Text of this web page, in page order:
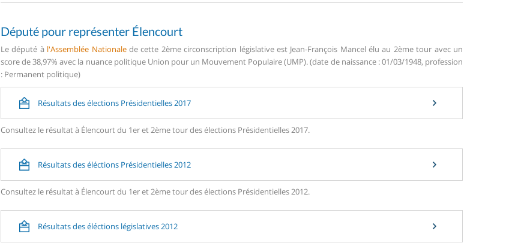
Député pour représenter Élencourt
Le député à l'Assemblée Nationalede cette 2ème circonscription législative est Jean-François Mancel élu au 2ème tour avec un
score de 38,97% avec la nuance politique Union pour un Mouvement Populaire (UMP). (date de naissance : 01/03/1948, profession
: Permanent politique)
Résultats des élections Présidentielles 2017
Consultez le résultat à Élencourt du 1er et 2ème tour des élections Présidentielles 2017.
Résultats des éléctions Présidentielles 2012
Consultez le résultat à Élencourt du 1er et 2ème tour des élections Présidentielles 2012.
Résultats des éléctions législatives 2012